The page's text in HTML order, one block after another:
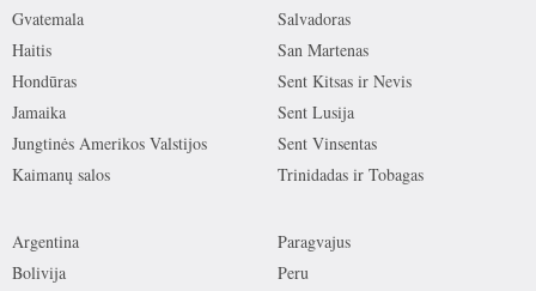
Gvatemala
Haitis
Hondūras
Jamaika
Jungtinės Amerikos Valstijos
Kaimanų salos
Salvadoras
San Martenas
Sent Kitsas ir Nevis
Sent Lusija
Sent Vinsentas
Trinidadas ir Tobagas
Argentina
Bolivija
Paragvajus
Peru